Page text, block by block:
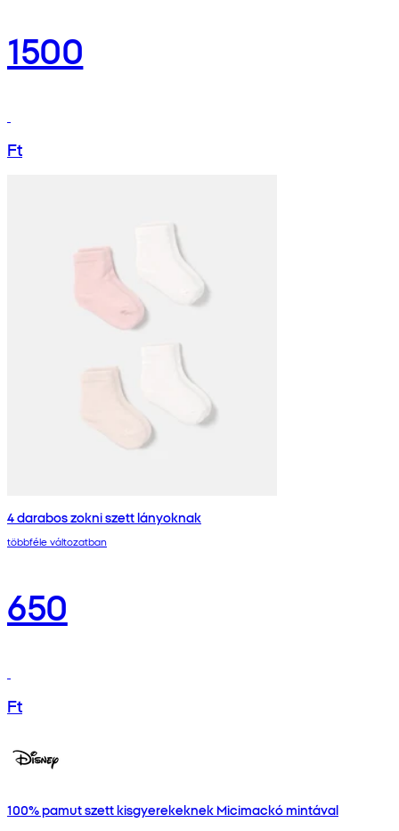
1500
Ft
4 darabos zokni szett lányoknak
többféle változatban
650
Ft
100% pamut szett kisgyerekeknek Micimackó mintával